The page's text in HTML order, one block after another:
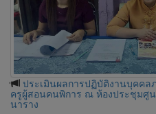
ประเมินผลการปฏิบัติงานบุคค
ครูผู้สอนคนพิการ ณ ห้องประชุมศูน
นาราง